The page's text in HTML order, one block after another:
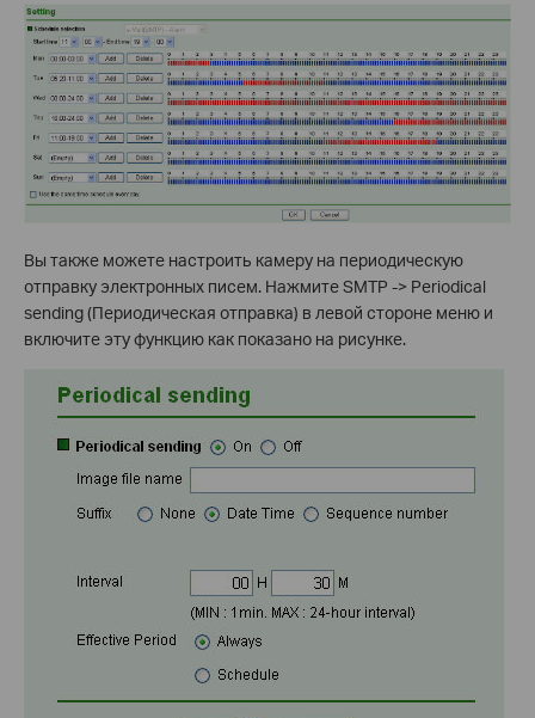
Вы также можете настроить камеру на периодическую
отправку электронных писем. Нажмите SMTP -> Periodical
sending (Периодическая отправка) в левой стороне меню и
включите эту функцию как показано на рисунке.